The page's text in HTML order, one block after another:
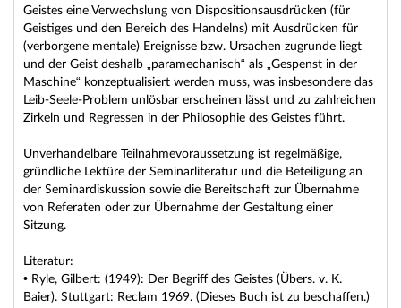
Geistes eine Verwechslung von Dispositionsausdrücken (für
Geistiges und den Bereich des Handelns) mit Ausdrücken für
(verborgene mentale) Ereignisse bzw. Ursachen zugrunde liegt
und der Geist deshalb „paramechanisch“ als „Gespenst in der
Maschine“ konzeptualisiert werden muss, was insbesondere das
Leib-Seele-Problem unlösbar erscheinen lässt und zu zahlreichen
Zirkeln und Regressen in der Philosophie des Geistes führt.
Unverhandelbare Teilnahmevoraussetzung ist regelmäßige,
gründliche Lektüre der Seminarliteratur und die Beteiligung an
der Seminardiskussion sowie die Bereitschaft zur Übernahme
von Referaten oder zur Übernahme der Gestaltung einer
Sitzung.
Literatur:
• Ryle, Gilbert: (1949): Der Begriff des Geistes (Übers. v. K.
Baier). Stuttgart: Reclam 1969. (Dieses Buch ist zu beschaffen.)